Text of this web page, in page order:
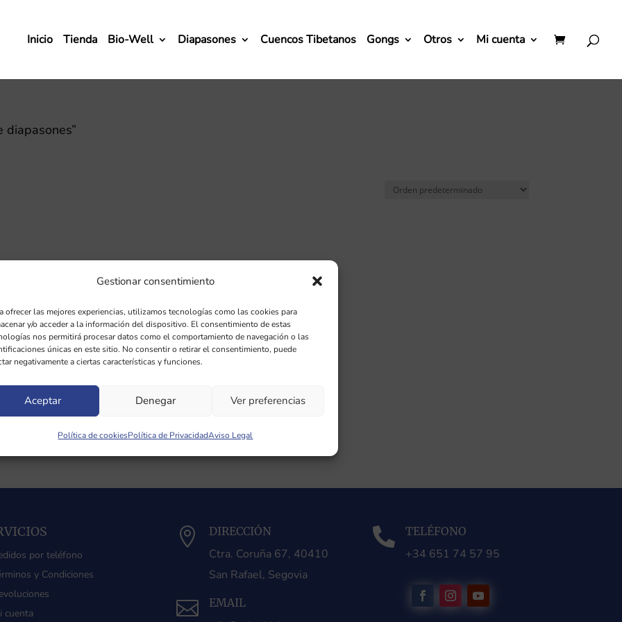
Gestionar consentimiento
ofrecer las mejores experiencias, utilizamos tecnologías como las cookies para
y/o acceder a la información del dispositivo. El consentimiento de estas
nos permitirá procesar datos como el comportamiento de navegación o las
únicas en este sitio. No consentir o retirar el consentimiento, puede
negativamente a ciertas características y funciones.
Aceptar Denegar Ver preferencias
Política de cookiesPolítica de PrivacidadAviso Legal
Inicio Tienda Bio-Well Diapasones Cuencos Tibetanos Gongs Otros Mi cuenta
diapasones”
por teléfono
y Condiciones
cuenta
 DIRECCIÓN
Ctra. Coruña 67, 40410
San Rafael, Segovia
 EMAIL
 TELÉFONO
+34 651 74 57 95